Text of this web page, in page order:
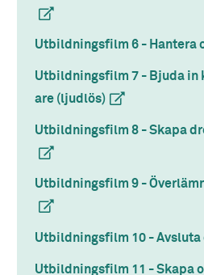
Utbildningsfilm 6 - Hantera
Utbildningsfilm 7 - Bjuda in
are (ljudlös)(extern länk)
Utbildningsfilm 8 - Skapa
Utbildningsfilm 9 -
Utbildningsfilm 10 -
Utbildningsfilm 11 - Skapa